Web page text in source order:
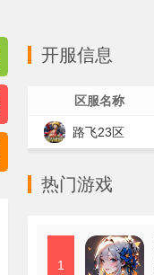
开服信息
区服名称
路飞23区
热门游戏
1